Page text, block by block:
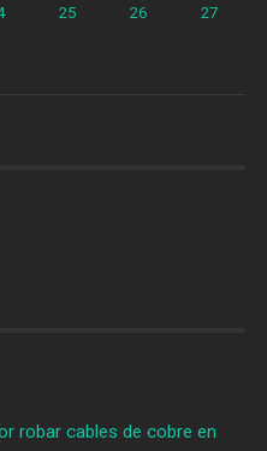
25 26 27
robar cables de cobre en